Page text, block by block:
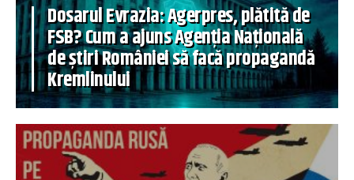
Dosarul Evrazia: Agerpres, plătită de
FSB? Cum a ajuns Agenția Națională
de știri României să facă propagandă
Kremlinului